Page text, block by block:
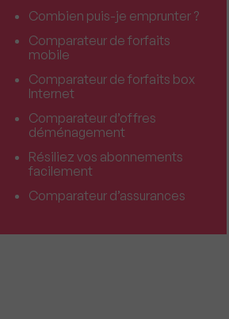
Combien puis-je emprunter ?
Comparateur de forfaits
mobile
Comparateur de forfaits box
Internet
Comparateur d’offres
déménagement
Résiliez vos abonnements
facilement
Comparateur d’assurances